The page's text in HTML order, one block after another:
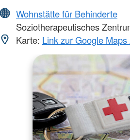
Wohnstätte für Behinderte
Soziotherapeutisches
Karte: Link zur Google